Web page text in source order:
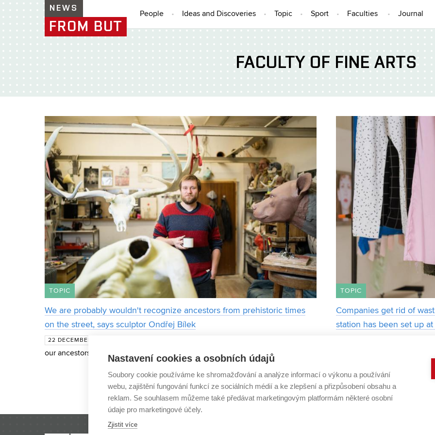
NEWS
FROM BUT
People Ideas and Discoveries Topic Sport Faculties Journal
FACULTY OF FINE ARTS
TOPIC
We are probably wouldn't recognize ancestors from prehistoric times
on the street, says sculptor Ondřej Bílek
22 DECEMBER 2022
our ancestors face to face in museums. Together with anthropologist Eva
TOPIC
Companies get rid of
station has been set up
Page 2/2 « 1 2
Nastavení cookies a osobních údajů
Soubory cookie používáme ke shromažďování a analýze informací o výkonu a používání
webu, zajištění fungování funkcí ze sociálních médií a ke zlepšení a přizpůsobení obsahu a
reklam. Se souhlasem můžeme také předávat marketingovým platformám některé osobní
údaje pro marketingové účely.
Zjistit více